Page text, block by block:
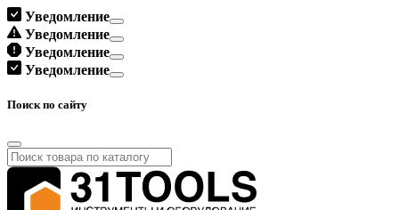
Уведомление
Уведомление
Уведомление
Уведомление
Поиск по сайту